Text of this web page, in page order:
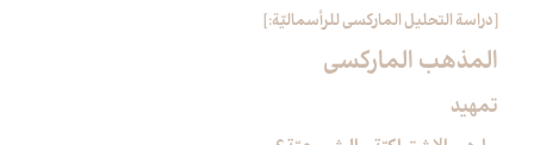
[دراسة التحليل الماركسي للرأسماليّة:]
المذهب الماركسي‏
تمهيد